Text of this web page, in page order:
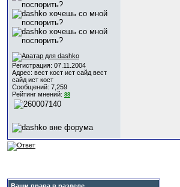
Регистрация: 07.11.2004
Адрес: вест кост ист сайд вест
сайд ист кост
Сообщений: 7,259
Рейтинг мнений: 88